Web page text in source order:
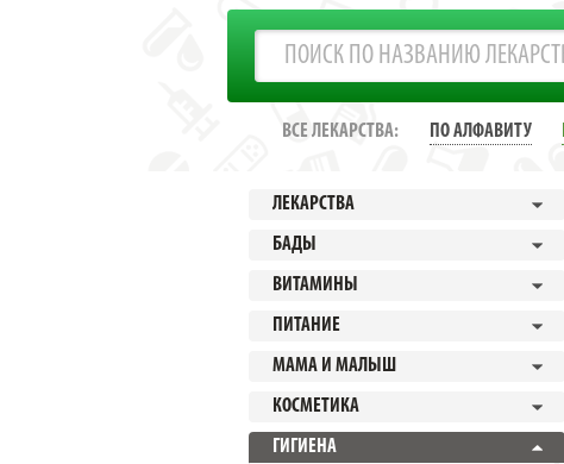
ВСЕ ЛЕКАРСТВА: ПО АЛФАВИТУ
ЛЕКАРСТВА
БАДЫ
ВИТАМИНЫ
ПИТАНИЕ
МАМА И МАЛЫШ
КОСМЕТИКА
ГИГИЕНА